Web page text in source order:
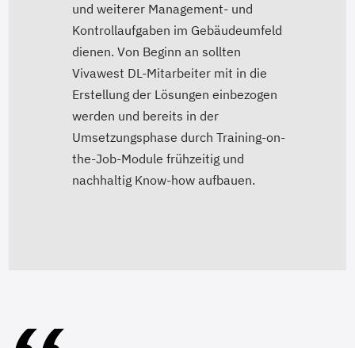
und weiterer Management- und
Kontrollaufgaben im Gebäudeumfeld
dienen. Von Beginn an sollten
Vivawest DL-Mitarbeiter mit in die
Erstellung der Lösungen einbezogen
werden und bereits in der
Umsetzungsphase durch Training-on-
the-Job-Module frühzeitig und
nachhaltig Know-how aufbauen.